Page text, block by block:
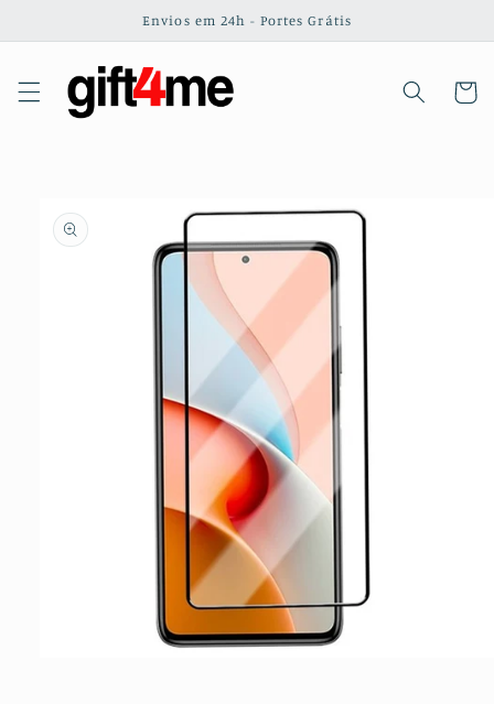
conteúdo
Envios em 24h - Portes Grátis
informação
do produto